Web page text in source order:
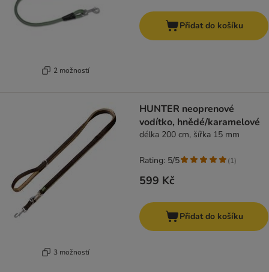
2 možností
Přidat do košíku
3 možností
HUNTER neoprenové
vodítko, hnědé/karamelové
délka 200 cm, šířka 15 mm
599 Kč
Rating: 5/5 (1)
Přidat do košíku